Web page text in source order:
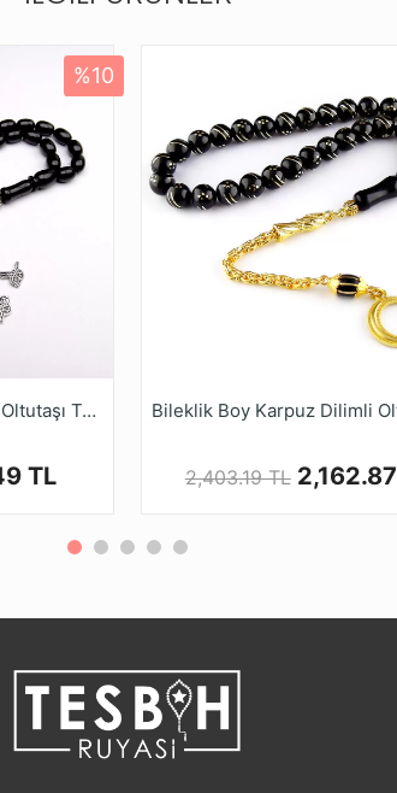
Şekli
%10
Kızılcık Model Gürcistan Oltutaşı Tesbihi
TL 2,403.19 TL